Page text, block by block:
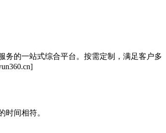
务的一站式综合平台。按需定制，满足客户多
间相符。